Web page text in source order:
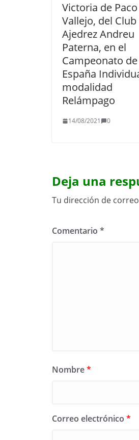
Victoria de Paco
Vallejo, del Club
Ajedrez Andreu
Paterna, en el
Campeonato de
España
modalidad
Relámpago
14/08/2021 0
Deja una
Tu dirección de
Comentario *
Nombre*
Correo electrónico *